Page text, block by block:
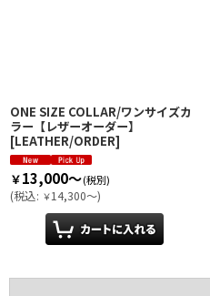
ONE SIZE COLLAR/ワンサイズカ
ラー【レザーオーダー】
[LEATHER/ORDER]
￥13,000～(税別)
(税込: ￥14,300～)